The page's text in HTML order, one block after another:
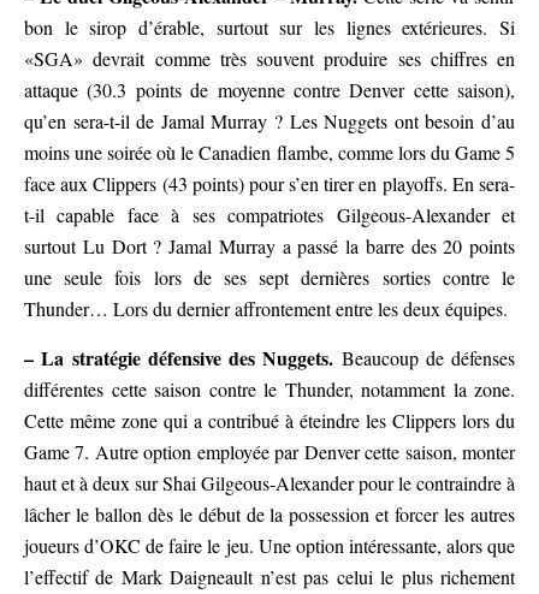
bon le sirop d’érable, surtout sur les lignes extérieures. Si
«SGA» devrait comme très souvent produire ses chiffres en
attaque (30.3 points de moyenne contre Denver cette saison),
qu’en sera-t-il de Jamal Murray ? Les Nuggets ont besoin d’au
moins une soirée où le Canadien flambe, comme lors du Game 5
face aux Clippers (43 points) pour s’en tirer en playoffs. En sera-
t-il capable face à ses compatriotes Gilgeous-Alexander et
surtout Lu Dort ? Jamal Murray a passé la barre des 20 points
une seule fois lors de ses sept dernières sorties contre le
Thunder… Lors du dernier affrontement entre les deux équipes.
– La stratégie défensive des Nuggets. Beaucoup de défenses
différentes cette saison contre le Thunder, notamment la zone.
Cette même zone qui a contribué à éteindre les Clippers lors du
Game 7. Autre option employée par Denver cette saison, monter
haut et à deux sur Shai Gilgeous-Alexander pour le contraindre à
lâcher le ballon dès le début de la possession et forcer les autres
joueurs d’OKC de faire le jeu. Une option intéressante, alors que
l’effectif de Mark Daigneault n’est pas celui le plus richement